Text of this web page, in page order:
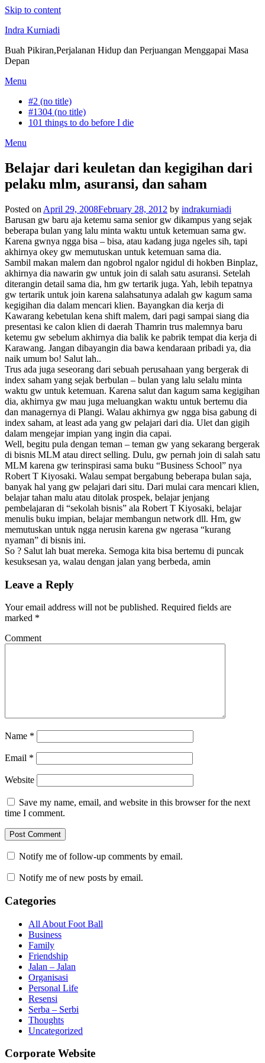
Skip to content
Indra Kurniadi
Buah Pikiran,Perjalanan Hidup dan Perjuangan Menggapai Masa
Depan
Menu
#2 (no title)
#1304 (no title)
101 things to do before I die
Menu
Belajar dari keuletan dan kegigihan dari
pelaku mlm, asuransi, dan saham
Posted on April 29, 2008February 28, 2012 by indrakurniadi
Barusan gw baru aja ketemu sama senior gw dikampus yang sejak
beberapa bulan yang lalu minta waktu untuk ketemuan sama gw.
Karena gwnya ngga bisa – bisa, atau kadang juga ngeles sih, tapi
akhirnya okey gw memutuskan untuk ketemuan sama dia.
Sambil makan malem dan ngobrol ngalor ngidul di hokben Binplaz,
akhirnya dia nawarin gw untuk join di salah satu asuransi. Setelah
diterangin detail sama dia, hm gw tertarik juga. Yah, lebih tepatnya
gw tertarik untuk join karena salahsatunya adalah gw kagum sama
kegigihan dia dalam mencari klien. Bayangkan dia kerja di
Kawarang kebetulan kena shift malem, dari pagi sampai siang dia
presentasi ke calon klien di daerah Thamrin trus malemnya baru
ketemu gw sebelum akhirnya dia balik ke pabrik tempat dia kerja di
Karawang. Jangan dibayangin dia bawa kendaraan pribadi ya, dia
naik umum bo! Salut lah..
Trus ada juga seseorang dari sebuah perusahaan yang bergerak di
index saham yang sejak berbulan – bulan yang lalu selalu minta
waktu gw untuk ketemuan. Karena salut dan kagum sama kegigihan
dia, akhirnya gw mau juga meluangkan waktu untuk bertemu dia
dan managernya di Plangi. Walau akhirnya gw ngga bisa gabung di
index saham, at least ada yang gw pelajari dari dia. Ulet dan gigih
dalam mengejar impian yang ingin dia capai.
Well, begitu pula dengan teman – teman gw yang sekarang bergerak
di bisnis MLM atau direct selling. Dulu, gw pernah join di salah satu
MLM karena gw terinspirasi sama buku “Business School” nya
Robert T Kiyosaki. Walau sempat bergabung beberapa bulan saja,
banyak hal yang gw pelajari dari situ. Dari mulai cara mencari klien,
belajar tahan malu atau ditolak prospek, belajar jenjang
pembelajaran di “sekolah bisnis” ala Robert T Kiyosaki, belajar
menulis buku impian, belajar membangun network dll. Hm, gw
memutuskan untuk ngga nerusin karena gw ngerasa “kurang
nyaman” di bisnis ini.
So ? Salut lah buat mereka. Semoga kita bisa bertemu di puncak
kesuksesan ya, walau dengan jalan yang berbeda, amin
Leave a Reply
Your email address will not be published. Required fields are
marked *
Comment
Name *
Email *
Website
Save my name, email, and website in this browser for the next
time I comment.
Notify me of follow-up comments by email.
Notify me of new posts by email.
Categories
All About Foot Ball
Business
Family
Friendship
Jalan – Jalan
Organisasi
Personal Life
Resensi
Serba – Serbi
Thoughts
Uncategorized
Corporate Website